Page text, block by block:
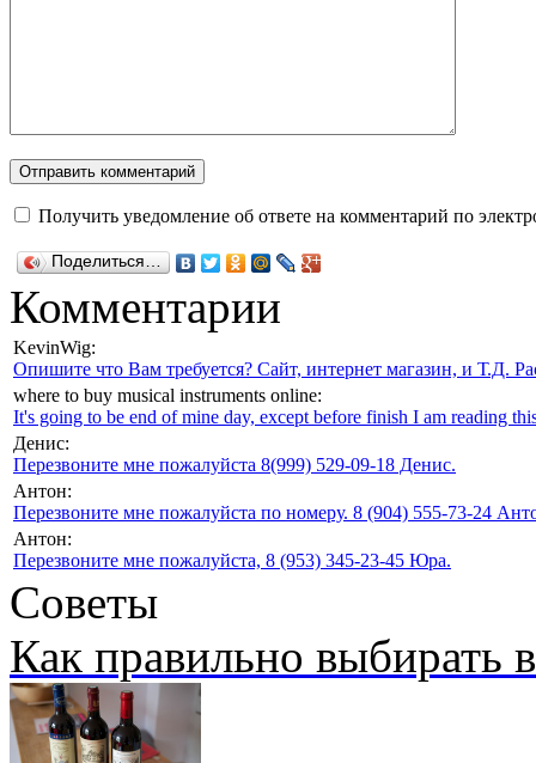
Получить уведомление об ответе на комментарий по
Поделиться…
Комментарии
KevinWig:
Опишите что Вам требуется? Сайт, интернет магазин, и Т.Д.
where to buy musical instruments online:
It's going to be end of mine day, except before finish I am reading
Денис:
Перезвоните мне пожалуйста 8(999) 529-09-18 Денис.
Антон:
Перезвоните мне пожалуйста по номеру. 8 (904) 555-73-24
Антон:
Перезвоните мне пожалуйста, 8 (953) 345-23-45 Юра.
Советы
Как правильно выбирать